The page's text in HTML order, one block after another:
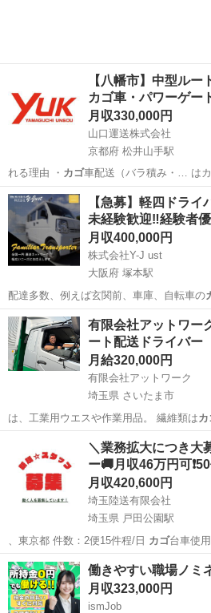
【八幡市】中型ルー
カゴ車・パワーゲー
月収330,000円
山口運送株式会社
京都府 松井山手駅
れる理由 ・ カゴ車配送（バラ積み・… は
った状態です… ～6店舗。到着後はカゴ車
日曜固定休×カゴ 車配送で長く安定し… 荷
セットして出発… ・退...
京都 八幡市 松井山手駅 ドライ
【急募】軽四ドラ
未経験歓迎‼️経験者
月収400,000円
株式会社Y-J ust
大阪府 塚本駅
配達多数、例えば玄関前、車庫、自転車の
ok‼️未経験の…
大阪 大阪市 塚本駅 物流
有限会社アットワー
ート配送ドライバー
月給320,000円
有限会社アットワーク
埼玉県 さいたま市
は、工業用ウエスや作業用品。 繊維類はカ
ークリフトで積み…
さいたま市 ドライバー
＼業務拡大につき大
ー🚚月収46万円可
月収420,600円
埼玉陸送有限会社
埼玉県 戸田公園駅
、東京都 件数：2便15件程/日 カゴ台車使
＜…
埼玉 戸田市 戸田公園駅 ドライ
働きやすい職場ノミ
月収323,000円
ismJob